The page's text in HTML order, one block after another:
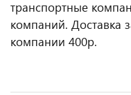
транспортные
компаний. Доставка
компании 400р.